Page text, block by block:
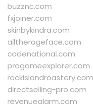
buzznc.com
fxjoiner.com
skinbykindra.com
alltherageface.com
codenational.com
progameexplorer.com
rockislandroastery.com
directselling-pro.com
revenuealarm.com